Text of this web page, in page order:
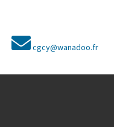
cgcy@wanadoo.fr